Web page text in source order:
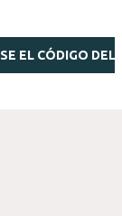
EL CÓDIGO DEL